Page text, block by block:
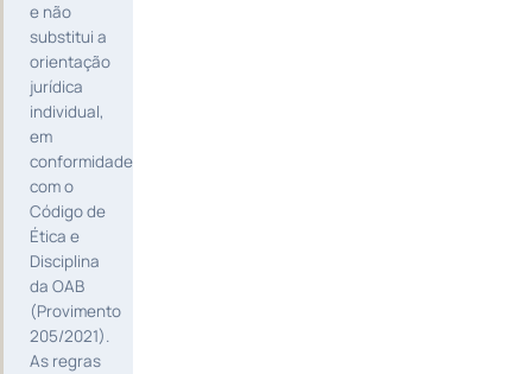
e não
substitui a
orientação
jurídica
individual,
em
conformidade
com o
Código de
Ética e
Disciplina
da OAB
(Provimento
205/2021).
As regras